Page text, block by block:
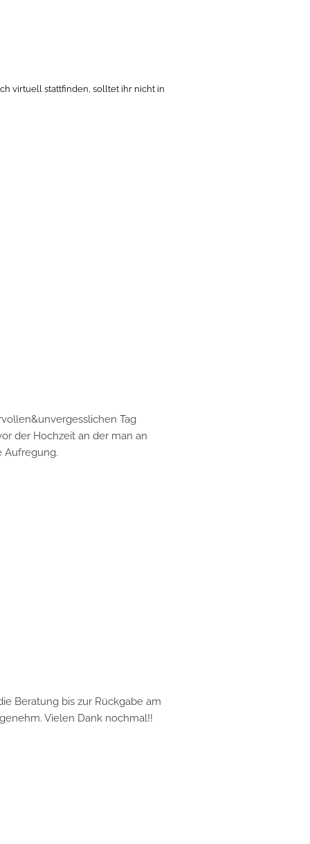
virtuell stattfinden, solltet ihr nicht in
Tag
Hochzeit an der man an
bis zur Rückgabe am
Vielen Dank nochmal!!